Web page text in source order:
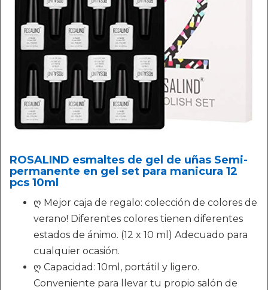
ROSALIND esmaltes de gel de uñas Semi-
permanente en gel set para manicura 12
pcs 10ml
ღ Mejor caja de regalo: colección de colores de
verano! Diferentes colores tienen diferentes
estados de ánimo. (12 x 10 ml) Adecuado para
cualquier ocasión.
ღ Capacidad: 10ml, portátil y ligero.
Conveniente para llevar tu propio salón de